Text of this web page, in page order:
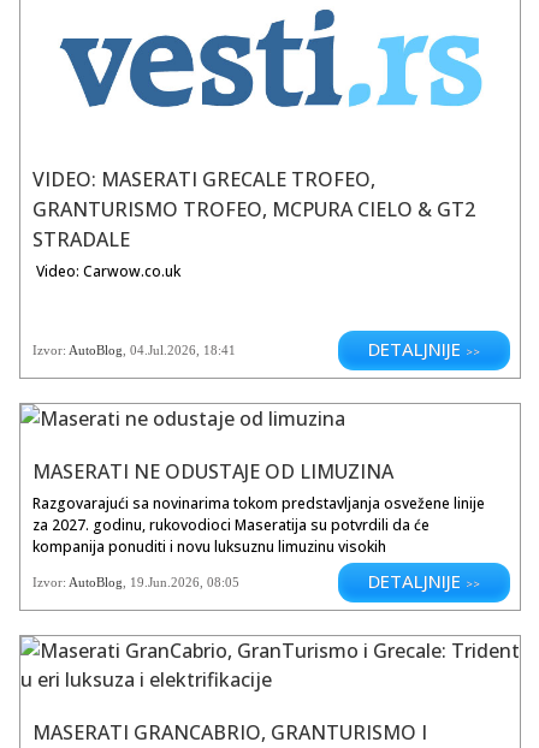
VIDEO: MASERATI GRECALE TROFEO,
GRANTURISMO TROFEO, MCPURA CIELO & GT2
STRADALE
Video: Carwow.co.uk
Izvor: AutoBlog 04.Jul.2026 , 18:41 DETALJNIJE >>
MASERATI NE ODUSTAJE OD LIMUZINA
Razgovarajući sa novinarima tokom predstavljanja osvežene linije
za 2027. godinu, rukovodioci Maseratija su potvrdili da će
kompanija ponuditi i novu luksuznu limuzinu visokih
performansi.Na pitanje da li je još sedana na putu, Maserati je
odgovorio: „Odgovor je apsolutno da.“Iako rukovodioci nisu ulazili
u konkretne detalje u vezi sa budućim zamenama za Ghibli ili
Quattroporte, rekli su da ta dva modela imaju važno mesto u liniji
kompanije.Maserati kaže da se nada da će ponovo osvojiti...
Izvor: AutoBlog 19.Jun.2026 , 08:05 DETALJNIJE >>
MASERATI GRANCABRIO, GRANTURISMO I